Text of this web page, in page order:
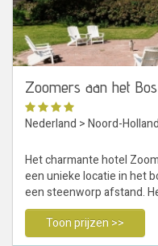
Zoomers aan het Bos
Nederland >Noord-Holland
Het charmante hotel
een unieke locatie in het
een steenworp afstand.
Toon prijzen >>